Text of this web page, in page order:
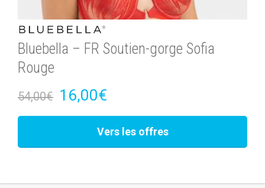
Bluebella – FR Soutien-gorge Sofia
Rouge
54,00€ 16,00€
Vers les offres